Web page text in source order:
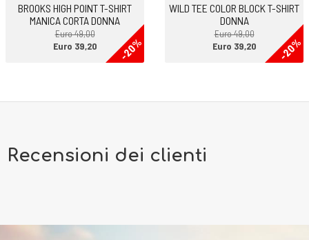
BROOKS HIGH POINT T-SHIRT
MANICA CORTA DONNA
Euro 49,00
-20%
Euro 39,20
WILD TEE COLOR BLOCK T-SHIRT
DONNA
Euro 49,00
-20%
Euro 39,20
Recensioni dei clienti